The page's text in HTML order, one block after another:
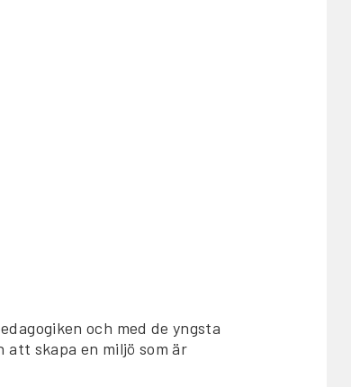
och med de yngsta
skapa en miljö som är